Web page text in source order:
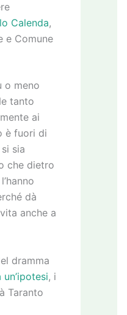
Calenda,
e Comune
o meno
tanto
ai
è fuori di
sia
che dietro
dà
anche a
dramma
, i
Taranto